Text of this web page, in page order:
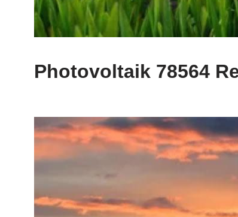
Photovoltaik 78564